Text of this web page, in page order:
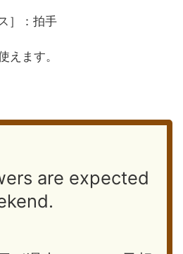
］：拍手
えます。
are expected